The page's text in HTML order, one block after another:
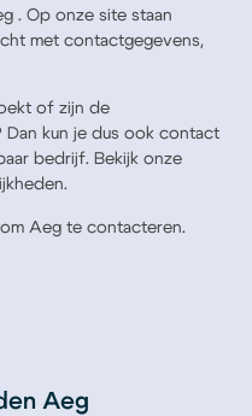
. Op onze site staan
met contactgegevens,
of zijn de
kun je dus ook contact
bedrijf. Bekijk onze
Aeg te contacteren.
Aeg